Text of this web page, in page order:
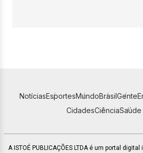
NotíciasEsportesMundoBrasilGente
CidadesCiênciaSaúde
A ISTOÉ PUBLICAÇÕES LTDA é um portal